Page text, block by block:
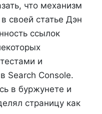
что механизм
своей статье Дэн
ссылок
и
Search Console.
в буржунете и
страницу как